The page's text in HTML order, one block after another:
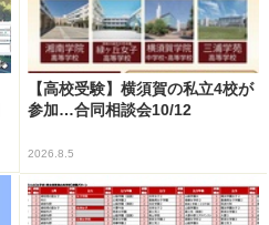
【高校受験】横須賀の私立4校が
参加…合同相談会10/12
2026.8.5